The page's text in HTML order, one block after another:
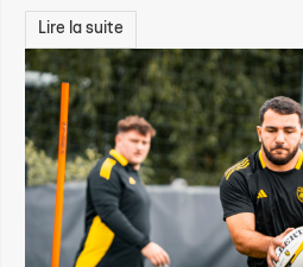
Lire la suite